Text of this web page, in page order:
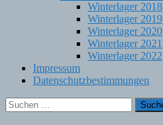
Winterlager 2018
Winterlager 2019
Winterlager 2020
Winterlager 2021
Winterlager 2022
Impressum
Datenschutzbestimmungen
Suchen
nach: